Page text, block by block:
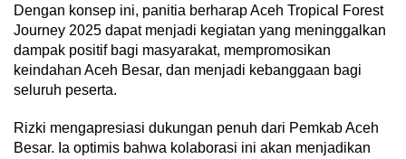
Dengan konsep ini, panitia berharap Aceh Tropical Forest
Journey 2025 dapat menjadi kegiatan yang meninggalkan
dampak positif bagi masyarakat, mempromosikan
keindahan Aceh Besar, dan menjadi kebanggaan bagi
seluruh peserta.
Rizki mengapresiasi dukungan penuh dari Pemkab Aceh
Besar. Ia optimis bahwa kolaborasi ini akan menjadikan